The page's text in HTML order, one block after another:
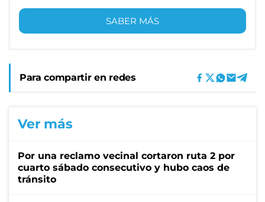
SABER MÁS
Para compartir en redes
Ver más
Por una reclamo vecinal cortaron ruta 2 por
cuarto sábado consecutivo y hubo caos de
tránsito